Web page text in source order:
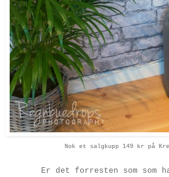
Nok et salgkupp 149 kr på
Er det forresten som som